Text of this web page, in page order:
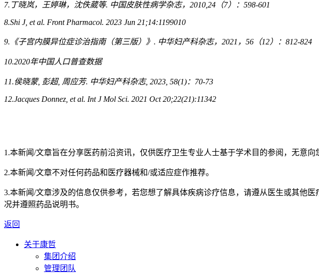
7. 丁晓岚，王婷琳，沈佚葳等. 中国皮肤性病学杂志， 2010,24 （7）： 598-601
8.Shi J, et al. Front Pharmacol. 2023 Jun 21;14:1199010
9. 《子宫内膜异位症诊治指南（第三版）》 . 中华妇产科杂志， 2021 ， 56 （12）： 812-824
10.2020年中国人口普查数据
11.侯晓蒙, 彭超, 周应芳. 中华妇产科杂志, 2023, 58(1)： 70-73
12.Jacques Donnez, et al. Int J Mol Sci. 2021 Oct 20;22(21):11342
1.本新闻/文章旨在分享医药前沿资讯，仅供医疗卫生专业人士基于学术目的参阅，无意向
2.本新闻/文章不对任何药品和医疗器械和/或适应症作推荐。
3.本新闻/文章涉及的信息仅供参考，若您想了解具体疾病诊疗信息，请遵从医生或其他
况并遵照药品说明书。
返回
关于康哲
集团介绍
管理团队